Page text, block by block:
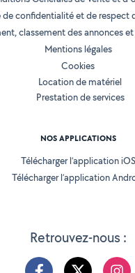
Retrouvez-nous :
de confidentialité et de respect
classement des annonces
Mentions légales
Cookies
Location de matériel
Prestation de services
NOS APPLICATIONS
Télécharger l’application iOS
Télécharger l’application